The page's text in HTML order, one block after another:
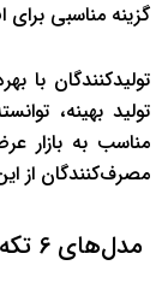
گزینه مناسبی
تولیدکنندگان با
تولید بهینه،
مناسب به بازار
مصرف‌کنندگان از
مدل‌های 6 تکه کاربردی‌ترین و پرفروش‌ترین نوع